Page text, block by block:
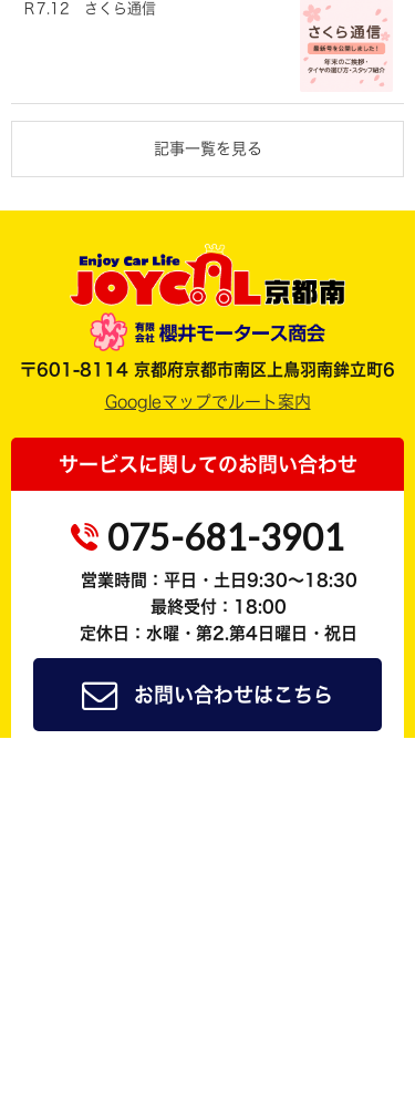
Ｒ7.12 さくら通信
記事一覧を見る
〒601-8114 京都府京都市南区上鳥羽南鉾立町6
Googleマップでルート案内
サービスに関してのお問い合わせ
075-681-3901
営業時間：平日・土日9:30～18:30
最終受付：18:00
定休日：水曜・第2.第4日曜日・祝日
お問い合わせはこちら